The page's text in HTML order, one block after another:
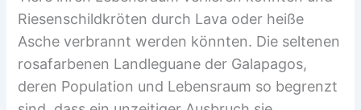
Riesenschildkröten durch Lava oder heiße
Asche verbrannt werden könnten. Die seltenen
rosafarbenen Landleguane der Galapagos,
deren Population und Lebensraum so begrenzt